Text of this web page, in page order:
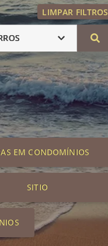
LIMPAR FILTROS
EM CONDOMÍNIOS
SITIO